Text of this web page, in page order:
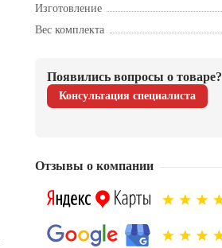
Изготовление
Вес комплекта
Появились вопросы о товаре?
Консультация специалиста
Отзывы о компании